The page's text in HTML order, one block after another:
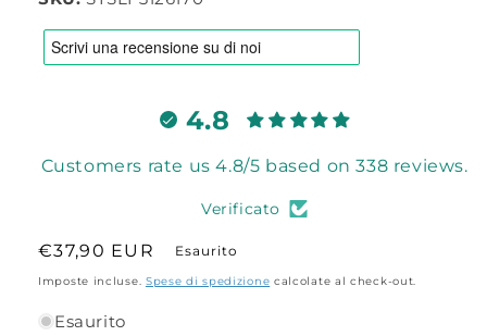
4.8
Customers rate us 4.8/5 based on 338 reviews.
Verificato
Prezzo
di
€37,90 EUR Esaurito
Imposte incluse. Spese di spedizione calcolate al check-out.
Esaurito